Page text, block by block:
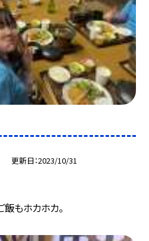
更新日 2023/10/31
飯もホカホカ。